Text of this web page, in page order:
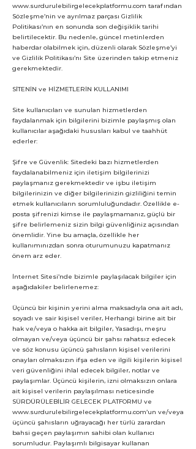
www.surdurulebilirgelecekplatformu.com tarafından
Sözleşme’nin ve ayrılmaz parçası Gizlilik
Politikası’nın en sonunda son değişiklik tarihi
belirtilecektir. Bu nedenle, güncel metinlerden
haberdar olabilmek için, düzenli olarak Sözleşme’yi
ve Gizlilik Politikası’nı Site üzerinden takip etmeniz
gerekmektedir.
SİTENİN ve HİZMETLERİN KULLANIMI
Site kullanıcıları ve sunulan hizmetlerden
faydalanmak için bilgilerini bizimle paylaşmış olan
kullanıcılar aşağıdaki hususları kabul ve taahhüt
ederler:
Şifre ve Güvenlik: Sitedeki bazı hizmetlerden
faydalanabilmeniz için iletişim bilgilerinizi
paylaşmanız gerekmektedir ve işbu iletişim
bilgilerinizin ve diğer bilgilerinizin gizliliğini temin
etmek kullanıcıların sorumluluğundadır. Özellikle e-
posta şifrenizi kimse ile paylaşmamanız, güçlü bir
şifre belirlemeniz sizin bilgi güvenliğiniz açısından
önemlidir. Yine bu amaçla, özellikle her
kullanımınızdan sonra oturumunuzu kapatmanız
önem arz eder.
İnternet Sitesi’nde bizimle paylaşılacak bilgiler için
aşağıdakiler belirlenemez:
Üçüncü bir kişinin yerini alma maksadıyla ona ait adı,
soyadı ve sair kişisel veriler, Herhangi birine ait bir
hak ve/veya o hakka ait bilgiler, Yasadışı, meşru
olmayan ve/veya üçüncü bir şahsı rahatsız edecek
ve söz konusu üçüncü şahısların kişisel verilerini
onayları olmaksızın ifşa eden ve ilgili kişilerin kişisel
veri güvenliğini ihlal edecek bilgiler, notlar ve
paylaşımlar. Üçüncü kişilerin, izni olmaksızın onlara
ait kişisel verilerin paylaşılması neticesinde
SÜRDÜRÜLEBİLİR GELECEK PLATFORMU ve
www.surdurulebilirgelecekplatformu.com’un ve/veya
üçüncü şahısların uğrayacağı her türlü zarardan
bahsi geçen paylaşımın sahibi olan kullanıcı
sorumludur. Paylaşımlı bilgisayar kullanan